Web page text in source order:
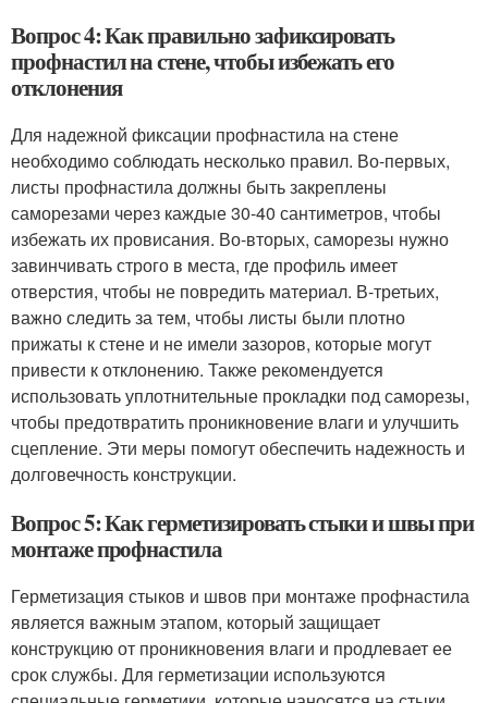
Вопрос 4: Как правильно зафиксировать
профнастил на стене, чтобы избежать его
отклонения
Для надежной фиксации профнастила на стене
необходимо соблюдать несколько правил. Во-первых,
листы профнастила должны быть закреплены
саморезами через каждые 30-40 сантиметров, чтобы
избежать их провисания. Во-вторых, саморезы нужно
завинчивать строго в места, где профиль имеет
отверстия, чтобы не повредить материал. В-третьих,
важно следить за тем, чтобы листы были плотно
прижаты к стене и не имели зазоров, которые могут
привести к отклонению. Также рекомендуется
использовать уплотнительные прокладки под саморезы,
чтобы предотвратить проникновение влаги и улучшить
сцепление. Эти меры помогут обеспечить надежность и
долговечность конструкции.
Вопрос 5: Как герметизировать стыки и швы при
монтаже профнастила
Герметизация стыков и швов при монтаже профнастила
является важным этапом, который защищает
конструкцию от проникновения влаги и продлевает ее
срок службы. Для герметизации используются